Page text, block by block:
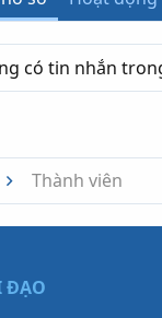
có tin nhắn
Thành viên
ĐẠO